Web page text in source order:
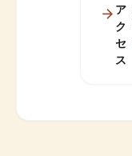
ア
ク
セ
ス